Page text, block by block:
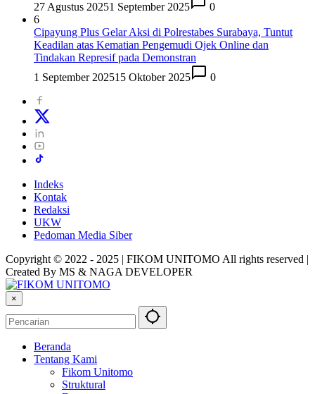
27 Agustus 20251 September 2025
0
6
Cipayung Plus Gelar Aksi di Polrestabes Surabaya, Tuntut
Keadilan atas Kematian Pengemudi Ojek Online dan
Tindakan Represif pada Demonstran
1 September 202515 Oktober 2025 0
Indeks
Kontak
Redaksi
UKW
Pedoman Media Siber
Copyright © 2022 - 2025 | FIKOM UNITOMO All rights reserved |
Created By MS & NAGA DEVELOPER
×
Beranda
Tentang Kami
Fikom Unitomo
Struktural